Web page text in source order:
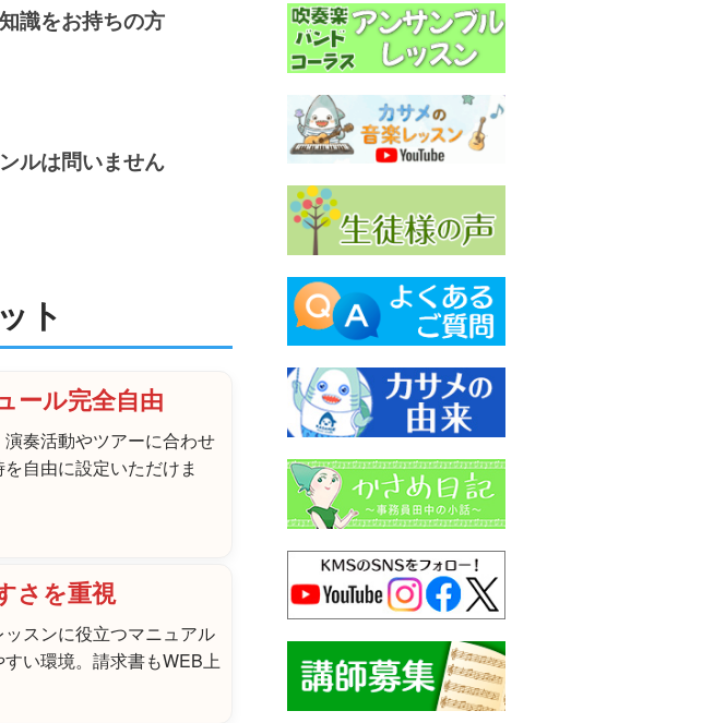
識をお持ちの方
ルは問いません
ト
ール完全自由
奏活動やツアーに合わせ
自由に設定いただけま
さを重視
スンに役立つマニュアル
い環境。請求書もWEB上